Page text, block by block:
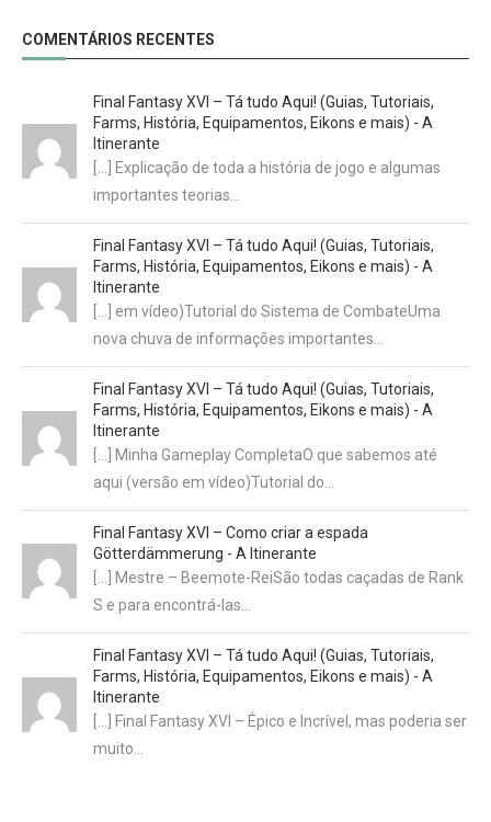
COMENTÁRIOS RECENTES
Final Fantasy XVI – Tá tudo Aqui! (Guias, Tutoriais,
Farms, História, Equipamentos, Eikons e mais) - A
Itinerante
[…] Explicação de toda a história de jogo e algumas
importantes teorias…
Final Fantasy XVI – Tá tudo Aqui! (Guias, Tutoriais,
Farms, História, Equipamentos, Eikons e mais) - A
Itinerante
[…] em vídeo)Tutorial do Sistema de CombateUma
nova chuva de informações importantes…
Final Fantasy XVI – Tá tudo Aqui! (Guias, Tutoriais,
Farms, História, Equipamentos, Eikons e mais) - A
Itinerante
[…] Minha Gameplay CompletaO que sabemos até
aqui (versão em vídeo)Tutorial do…
Final Fantasy XVI – Como criar a espada
Götterdämmerung - A Itinerante
[…] Mestre – Beemote-ReiSão todas caçadas de Rank
S e para encontrá-las…
Final Fantasy XVI – Tá tudo Aqui! (Guias, Tutoriais,
Farms, História, Equipamentos, Eikons e mais) - A
Itinerante
[…] Final Fantasy XVI – Épico e Incrível, mas poderia ser
muito…